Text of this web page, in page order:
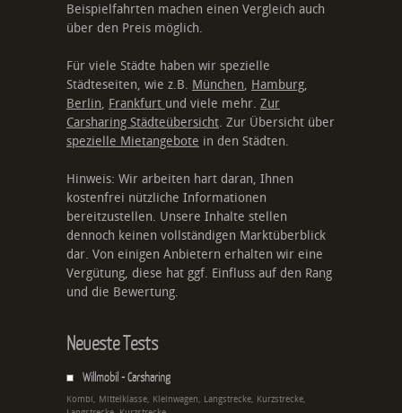
Beispielfahrten machen einen Vergleich auch
über den Preis möglich.
Für viele Städte haben wir spezielle
Städteseiten, wie z.B. München, Hamburg,
Berlin, Frankfurt und viele mehr. Zur
Carsharing Städteübersicht. Zur Übersicht über
spezielle Mietangebote in den Städten.
Hinweis: Wir arbeiten hart daran, Ihnen
kostenfrei nützliche Informationen
bereitzustellen. Unsere Inhalte stellen
dennoch keinen vollständigen Marktüberblick
dar. Von einigen Anbietern erhalten wir eine
Vergütung, diese hat ggf. Einfluss auf den Rang
und die Bewertung.
Neueste Tests
Willmobil - Carsharing
Kombi, Mittelklasse, Kleinwagen, Langstrecke, Kurzstrecke,